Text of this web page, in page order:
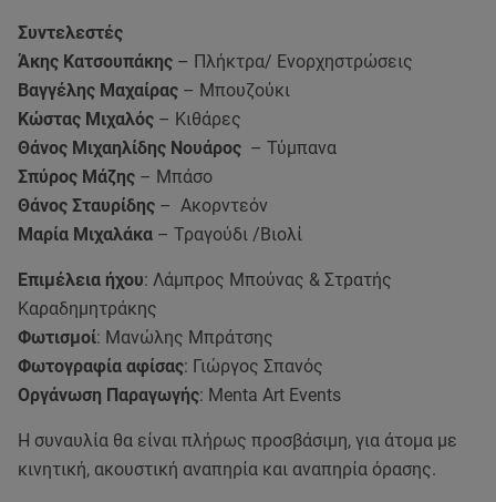
Συντελεστές
Άκης Κατσουπάκης – Πλήκτρα/ Ενορχηστρώσεις
Βαγγέλης Μαχαίρας – Μπουζούκι
Κώστας Μιχαλός – Κιθάρες
Θάνος Μιχαηλίδης Νουάρος – Τύμπανα
Σπύρος Μάζης – Μπάσο
Θάνος Σταυρίδης – Ακορντεόν
Μαρία Μιχαλάκα – Τραγούδι /Βιολί
Επιμέλεια ήχου: Λάμπρος Μπούνας & Στρατής
Καραδημητράκης
Φωτισμοί: Μανώλης Μπράτσης
Φωτογραφία αφίσας: Γιώργος Σπανός
Οργάνωση Παραγωγής: Menta Art Events
Η συναυλία θα είναι πλήρως προσβάσιμη, για άτομα με
κινητική, ακουστική αναπηρία και αναπηρία όρασης.